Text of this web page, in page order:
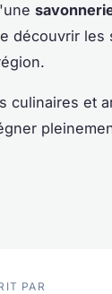
découvrir
culinaires et
PAR